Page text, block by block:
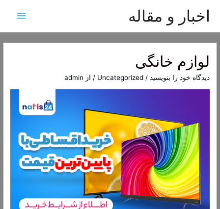
اخبار و مقاله
اصلی
لوازم خانگی
دیدگاه‌ خود را بنویسید /
Uncategorized / از admin